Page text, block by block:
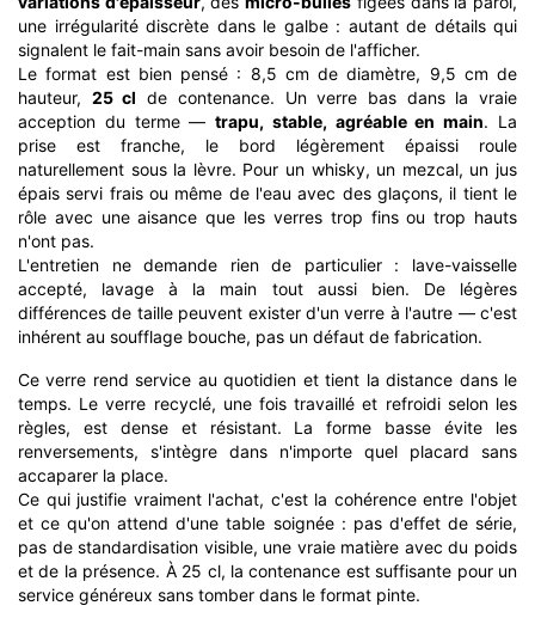
une irrégularité discrète dans le galbe : autant de détails qui
signalent le fait-main sans avoir besoin de l'afficher.
Le format est bien pensé : 8,5 cm de diamètre, 9,5 cm de
hauteur, 25 cl de contenance. Un verre bas dans la vraie
acception du terme —trapu, stable, agréable en main. La
prise est franche, le bord légèrement épaissi roule
naturellement sous la lèvre. Pour un whisky, un mezcal, un jus
épais servi frais ou même de l'eau avec des glaçons, il tient le
rôle avec une aisance que les verres trop fins ou trop hauts
n'ont pas.
L'entretien ne demande rien de particulier : lave-vaisselle
accepté, lavage à la main tout aussi bien. De légères
différences de taille peuvent exister d'un verre à l'autre — c'est
inhérent au soufflage bouche, pas un défaut de fabrication.
Ce verre rend service au quotidien et tient la distance dans le
temps. Le verre recyclé, une fois travaillé et refroidi selon les
règles, est dense et résistant. La forme basse évite les
renversements, s'intègre dans n'importe quel placard sans
accaparer la place.
Ce qui justifie vraiment l'achat, c'est la cohérence entre l'objet
et ce qu'on attend d'une table soignée : pas d'effet de série,
pas de standardisation visible, une vraie matière avec du poids
et de la présence. À 25 cl, la contenance est suffisante pour un
service généreux sans tomber dans le format pinte.